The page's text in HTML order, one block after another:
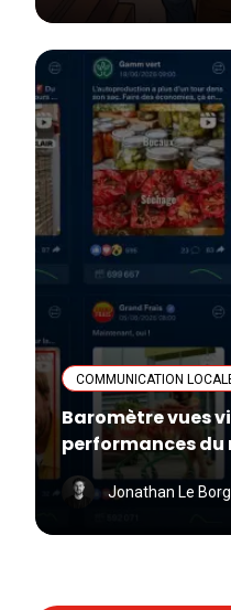
COMMUNICATION
Baromètre vues
performances du
Jonathan Le